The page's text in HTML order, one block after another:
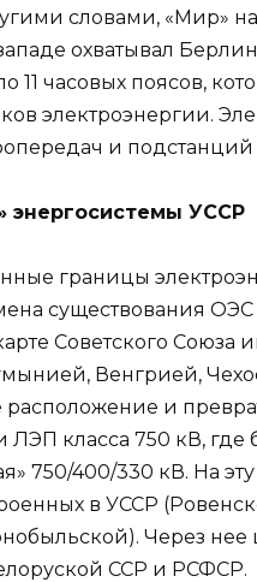
словами, «Мир»
охватывал
11 часовых поясов,
электроэнергии.
и подстанций
энергосистемы УССР
границы
существования
Советского Союза
Венгрией,
расположение и
класса 750 кВ, где
750/400/330 кВ. На
в УССР
Через нее
ССР и РСФСР.